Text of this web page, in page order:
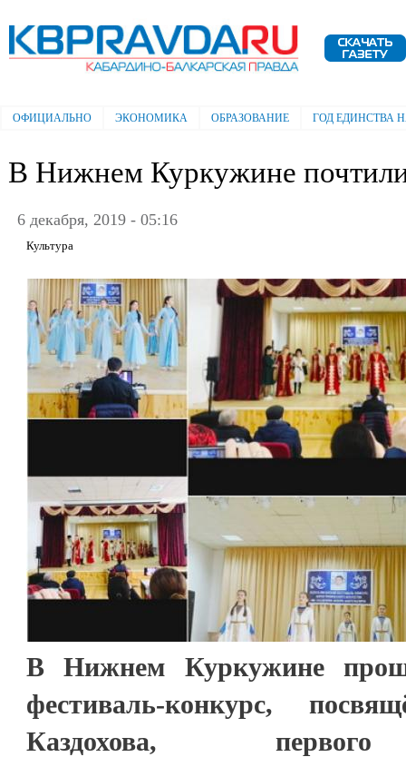
Электронная газета "Кабардино-
Балкарская правда"
Главное меню
ОФИЦИАЛЬНО ЭКОНОМИКА ОБРАЗОВАНИЕ ГОД ЕДИНСТВА
В Нижнем Куркужине
6 декабря, 2019 - 05:16
Культура
В Нижнем Куркужине
фестиваль-конкурс,
Каздохова, первого